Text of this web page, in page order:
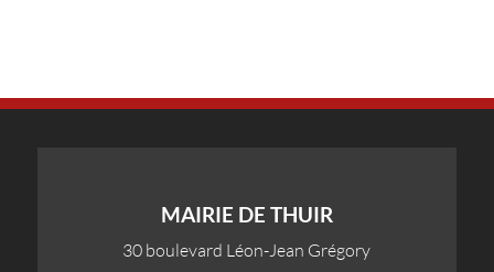
MAIRIE DE THUIR
30 boulevard Léon-Jean Grégory